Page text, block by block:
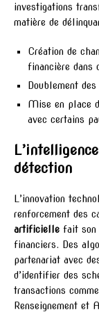
investigations
matière de
Création de
financière dans
Doublement
Mise en place
avec certains
détection
L’innovation
renforcement des
artificielle fait son
financiers. Des
partenariat avec
d’identifier des
transactions
Renseignement et